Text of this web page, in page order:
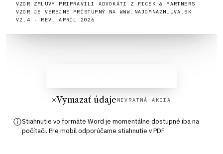
VZOR ZMLUVY PRIPRAVILI ADVOKÁTI Z FICEK & PARTNERS
VZOR JE VEREJNE PRÍSTUPNÝ NA WWW. NAJOMNAZMLUVA.SK
V2.4 · REV. APRÍL 2026
✕Vymazať údaje NEVRATNÁ AKCIA
ⓘStiahnutie vo formáte Word je momentálne dostupné iba na
počítači. Pre mobil odporúčame stiahnutie v PDF.